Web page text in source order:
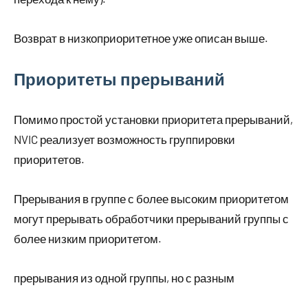
Возврат в низкоприоритетное уже описан выше.
Приоритеты прерываний
Помимо простой установки приоритета прерываний,
NVIC реализует возможность группировки
приоритетов.
Прерывания в группе с более высоким приоритетом
могут прерывать обработчики прерываний группы с
более низким приоритетом.
прерывания из одной группы, но с разным